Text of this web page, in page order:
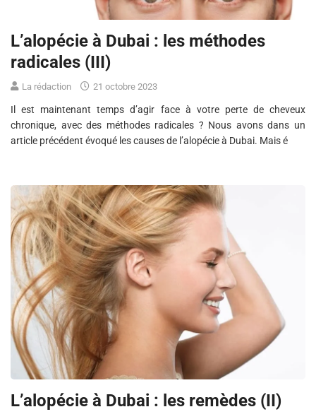
L’alopécie à Dubai : les méthodes
radicales (III)
La rédaction 21 octobre 2023
Il est maintenant temps d’agir face à votre perte de cheveux
chronique, avec des méthodes radicales ? Nous avons dans un
article précédent évoqué les causes de l’alopécie à Dubai. Mais é
L’alopécie à Dubai : les remèdes (II)